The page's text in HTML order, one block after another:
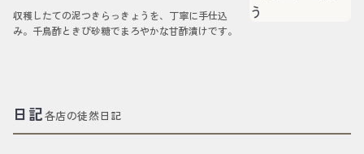
収穫したての泥つきらっきょうを、丁寧に手仕込
み。千鳥酢ときび砂糖でまろやかな甘酢漬けです。
日記各店の徒然日記